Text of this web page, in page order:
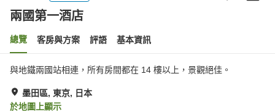
兩國第一酒店
總覽 客房與方案 評語 基本資訊
與地鐵兩國站相連，所有房間都在 14 樓以上，景觀絕佳。
墨田區, 東京, 日本
於地圖上顯示